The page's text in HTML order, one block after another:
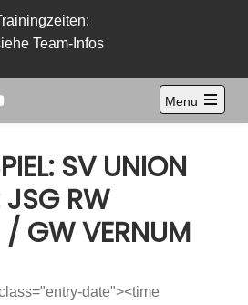
Team-Infos
Menu
Open
SV UNION
JSG RW
/ GW VERNUM
date"><time